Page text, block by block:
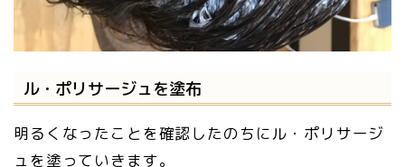
ル・ポリサージュを塗布
明るくなったことを確認したのちにル・ポリサージ
ュを塗っていきます。